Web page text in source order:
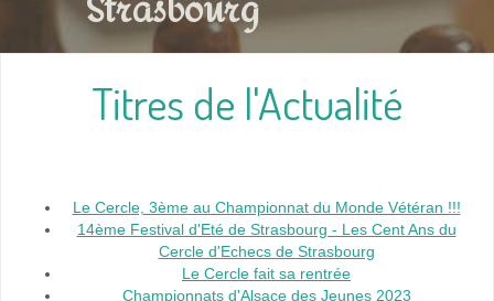
Titres de l'Actualité
Le Cercle, 3ème au Championnat du Monde Vétéran !!!
14ème Festival d'Eté de Strasbourg - Les Cent Ans du
Cercle d'Echecs de Strasbourg
Le Cercle fait sa rentrée
Championnats d'Alsace des Jeunes 2023